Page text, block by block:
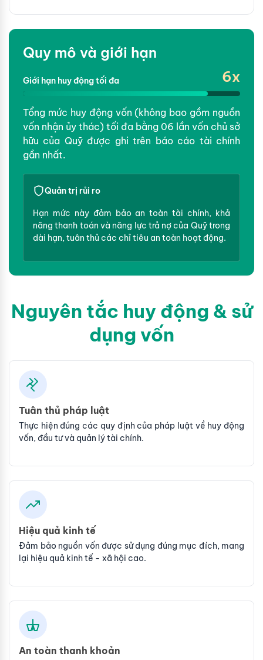
Quy mô và giới hạn
Giới hạn huy động tối đa 6x
Tổng mức huy động vốn (không bao gồm nguồn
vốn nhận ủy thác) tối đa bằng 06 lần vốn chủ sở
hữu của Quỹ được ghi trên báo cáo tài chính
gần nhất.
Quản trị rủi ro
Hạn mức này đảm bảo an toàn tài chính, khả
năng thanh toán và năng lực trả nợ của Quỹ trong
dài hạn, tuân thủ các chỉ tiêu an toàn hoạt động.
Nguyên tắc huy động & sử
dụng vốn
Tuân thủ pháp luật
Thực hiện đúng các quy định của pháp luật về huy động
vốn, đầu tư và quản lý tài chính.
Hiệu quả kinh tế
Đảm bảo nguồn vốn được sử dụng đúng mục đích, mang
lại hiệu quả kinh tế - xã hội cao.
An toàn thanh khoản